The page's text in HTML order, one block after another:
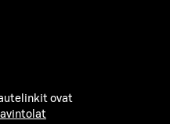
ovat